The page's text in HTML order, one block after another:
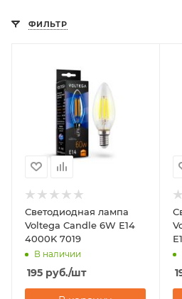
ФИЛЬТР
Светодиодная лампа
Voltega Candle 6W Е14
4000K 7019
В наличии
195 руб./шт